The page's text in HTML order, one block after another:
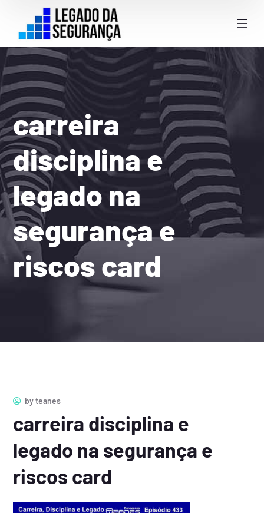
carreira
disciplina e
legado na
segurança e
riscos card
byteanes
carreira disciplina e
legado na segurança e
riscos card